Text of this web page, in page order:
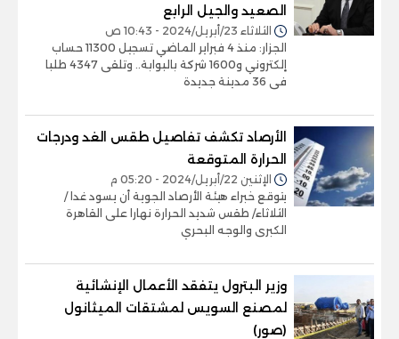
الصعيد والجيل الرابع
الثلاثاء 23/أبريل/2024 - 10:43 ص
الجزار: منذ 4 فبراير الماضي تسجيل 11300 حساب
إلكتروني و1600 شركة بالبوابة.. وتلقى 4347 طلبا
فى 36 مدينة جديدة
الأرصاد تكشف تفاصيل طقس الغد ودرجات
الحرارة المتوقعة
الإثنين 22/أبريل/2024 - 05:20 م
يتوقع خبراء هيئة الأرصاد الجوية أن يسود غدا /
الثلاثاء/ طقس شديد الحرارة نهارا على القاهرة
الكبرى والوجه البحري
وزير البترول يتفقد الأعمال الإنشائية
لمصنع السويس لمشتقات الميثانول
(صور)